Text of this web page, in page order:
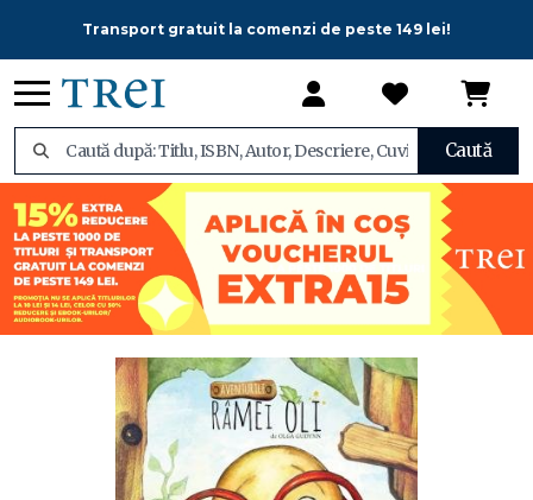
Transport gratuit la comenzi de peste 149 lei!
Caută